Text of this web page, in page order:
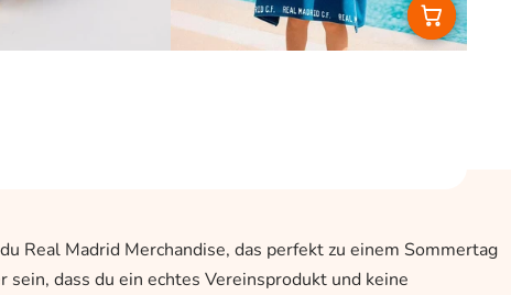
Real Madrid Merchandise, das perfekt zu einem Sommertag
dass du ein echtes Vereinsprodukt und keine